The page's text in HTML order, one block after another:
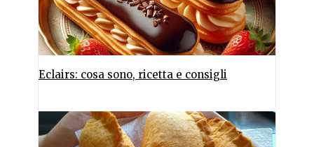
Eclairs: cosa sono, ricetta e consigli